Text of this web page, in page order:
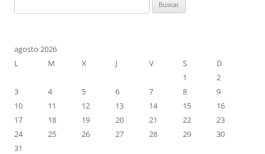
agosto 2026
L
M X J V S
D
1
2
3
4 5 6 7 8
9
10
11 12 13 14 15
16
17
18 19 20 21 22
23
24
25 26 27 28 29
30
31